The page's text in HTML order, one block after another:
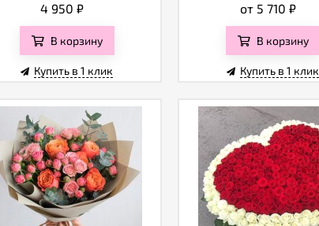
4 950 ₽
В корзину
Купить в 1 клик
от 5 710 ₽
В корзину
Купить в 1 клик